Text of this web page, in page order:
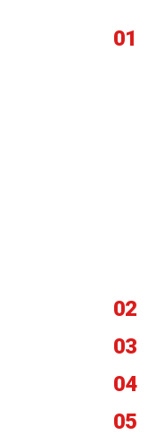
01
02
03
04
05